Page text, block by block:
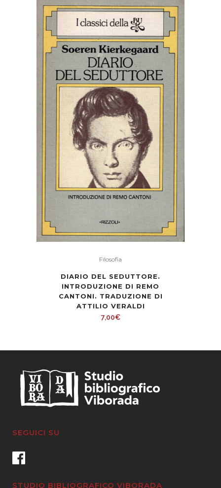
cura
Alderiso).
quantity
Filosofia
DIARIO DEL SEDUTTORE.
INTRODUZIONE DI REMO
CANTONI. TRADUZIONE DI
ATTILIO VERALDI
7,00€
SEGUICI SU
STUDIO BIBLIOGRAFICO VIBORADA